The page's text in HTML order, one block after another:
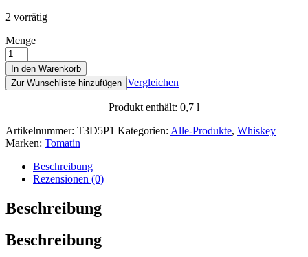
2 vorrätig
Menge
In den Warenkorb
Zur Wunschliste hinzufügen Vergleichen
Produkt enthält: 0,7 l
Artikelnummer: T3D5P1 Kategorien: Alle-Produkte, Whiskey
Marken: Tomatin
Beschreibung
Rezensionen (0)
Beschreibung
Beschreibung